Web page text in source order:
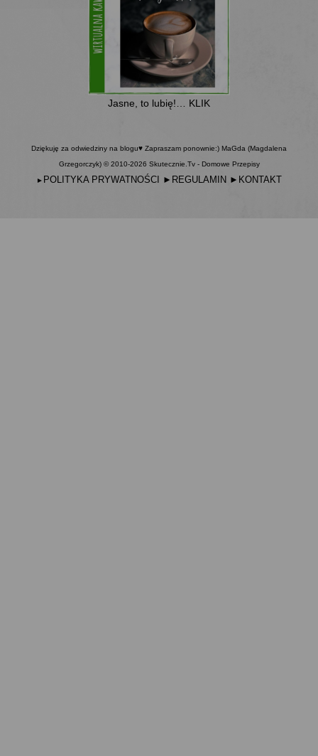
Jasne, to lubię!… KLIK
Dziękuję za odwiedziny na blogu♥ Zapraszam ponownie:) MaGda (Magdalena
Grzegorczyk) © 2010-2026 Skutecznie.Tv - Domowe Przepisy
► POLITYKA PRYWATNOŚCI ► REGULAMIN ► KONTAKT